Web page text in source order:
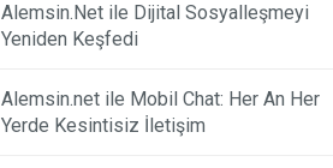
Alemsin.Net ile Dijital Sosyalleşmeyi
Yeniden Keşfedi
Alemsin.net ile Mobil Chat: Her An Her
Yerde Kesintisiz İletişim